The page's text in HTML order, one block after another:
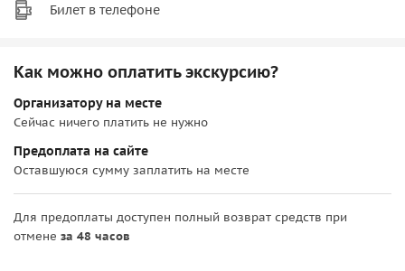
Билет в телефоне
Как можно оплатить экскурсию?
Организатору на месте
Сейчас ничего платить не нужно
Предоплата на сайте
Оставшуюся сумму заплатить на месте
Для предоплаты доступен полный возврат средств при
отмене за 48 часов